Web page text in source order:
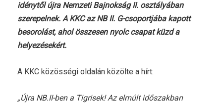
idénytől újra Nemzeti Bajnokság II. osztályában
szerepelnek. A KKC az NB II. G-csoportjába kapott
besorolást, ahol összesen nyolc csapat küzd a
helyezésekért.
A KKC közösségi oldalán közölte a hírt:
„Újra NB.II-ben a Tigrisek! Az elmúlt időszakban